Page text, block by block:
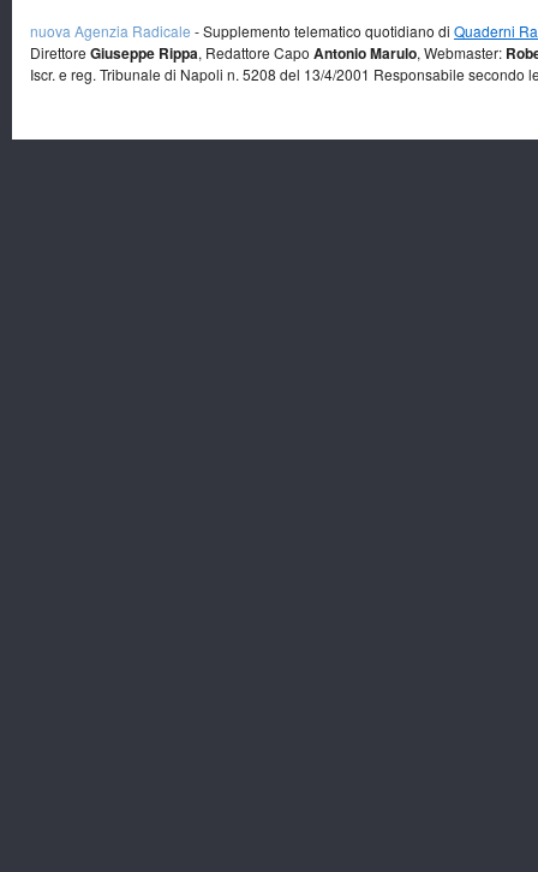
nuova Agenzia Radicale - Supplemento telematico quotidiano di Quaderni
Direttore Giuseppe Rippa, Redattore Capo Antonio Marulo, Webmaster:
Iscr. e reg. Tribunale di Napoli n. 5208 del 13/4/2001 Responsabile secondo